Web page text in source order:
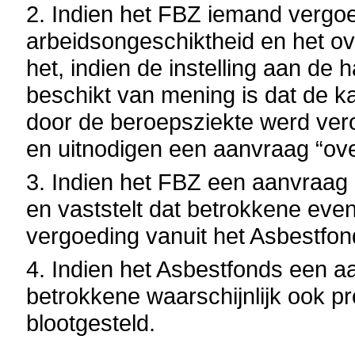
2. Indien het FBZ iemand
arbeidsongeschiktheid en het
het, indien de instelling aan de
beschikt van mening is dat de
door de beroepsziekte werd
en uitnodigen een aanvraag
3. Indien het FBZ een
en vaststelt dat betrokkene
vergoeding vanuit het
4. Indien het Asbestfonds een
betrokkene waarschijnlijk ook
blootgesteld.